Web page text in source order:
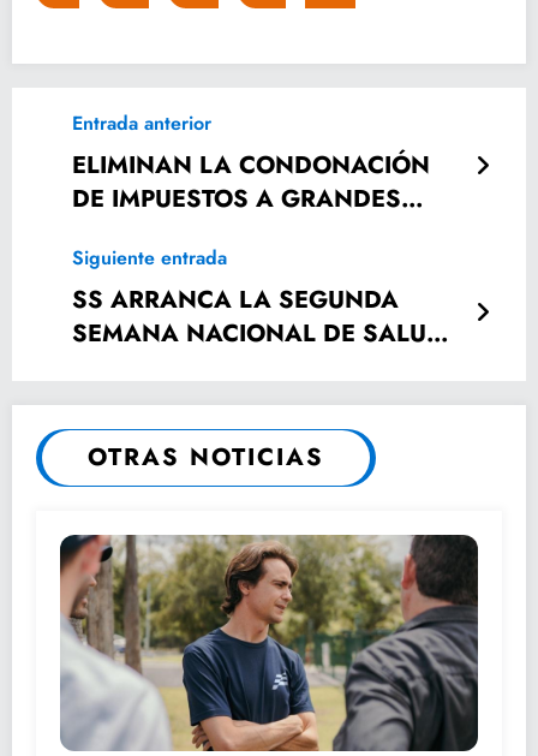
Entrada anterior
ELIMINAN LA CONDONACIÓN
DE IMPUESTOS A GRANDES
Siguiente entrada
SS ARRANCA LA SEGUNDA
SEMANA NACIONAL DE SALUD
OTRAS NOTICIAS